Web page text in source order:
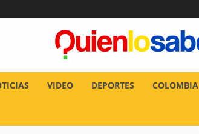
VIDEO DEPORTES COLOMBIA